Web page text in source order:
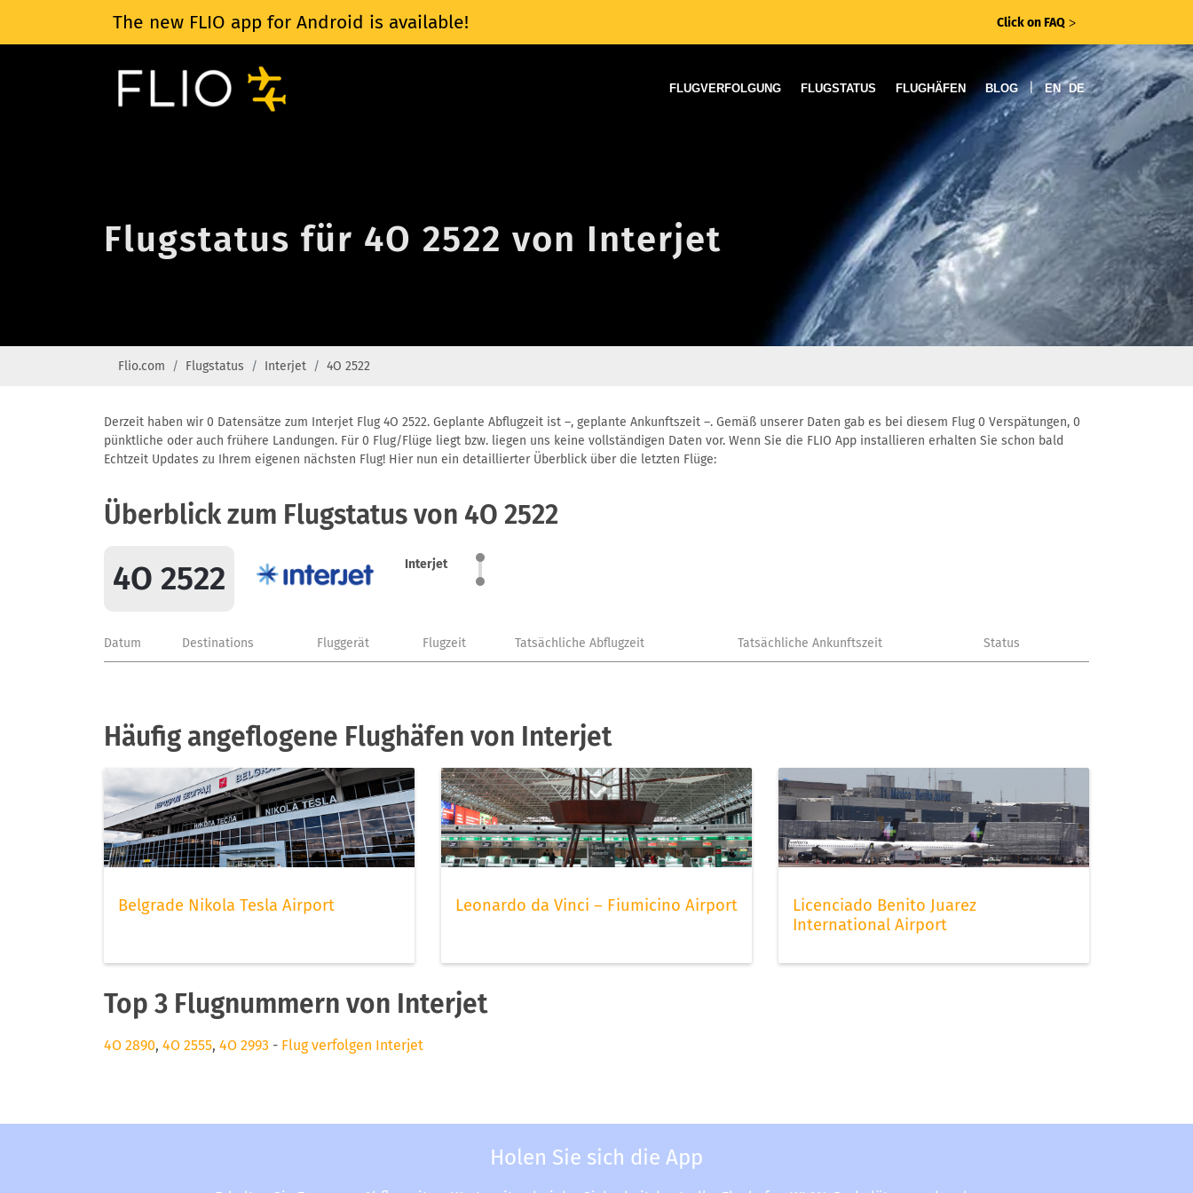
The new FLIO app for Android is available! Click on FAQ ᐳ
FLUGVERFOLGUNG FLUGSTATUS FLUGHÄFEN BLOG | EN DE
Flugstatus für 4O 2522 von Interjet
Flio.com Flugstatus Interjet 4O 2522
Derzeit haben wir 0 Datensätze zum Interjet Flug 4O 2522. Geplante Abflugzeit ist –, geplante Ankunftszeit –. Gemäß unserer Daten gab es bei diesem Flug 0 Verspätungen, 0
pünktliche oder auch frühere Landungen. Für 0 Flug/Flüge liegt bzw. liegen uns keine vollständigen Daten vor. Wenn Sie die FLIO App installieren erhalten Sie schon bald
Echtzeit Updates zu Ihrem eigenen nächsten Flug! Hier nun ein detaillierter Überblick über die letzten Flüge:
Überblick zum Flugstatus von 4O 2522
4O 2522 Interjet
Datum Destinations Fluggerät Flugzeit Tatsächliche Abflugzeit Tatsächliche Ankunftszeit Status
Häufig angeflogene Flughäfen von Interjet
Belgrade Nikola Tesla Airport Leonardo da Vinci – Fiumicino Airport
Licenciado Benito Juarez
International Airport
Top 3 Flugnummern von Interjet
4O 2890, 4O 2555, 4O 2993 - Flug verfolgen Interjet
Holen Sie sich die App